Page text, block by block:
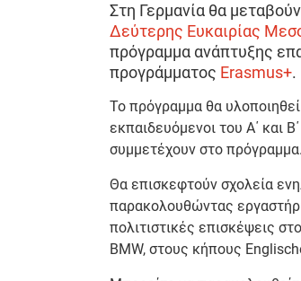
Στη Γερμανία θα
Δεύτερης Ευκαιρίας
πρόγραμμα ανάπτυξης
προγράμματος Erasmus+.
Το πρόγραμμα θα
εκπαιδευόμενοι του Α΄ και
συμμετέχουν στο πρόγραμμα.
Θα επισκεφτούν σχολεία
παρακολουθώντας
πολιτιστικές επισκέψεις
BMW, στους κήπους